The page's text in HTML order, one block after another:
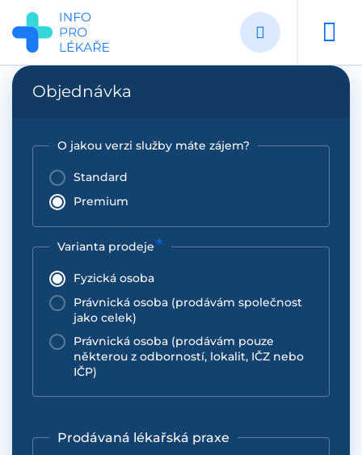
Přejít
hlavnímu
obsahu
Objednávka
O jakou verzi služby máte zájem?
Standard
Premium
Varianta prodeje
Fyzická osoba
Právnická osoba (prodávám společnost
jako celek)
Právnická osoba (prodávám pouze
některou z odborností, lokalit, IČZ nebo
IČP)
Prodávaná lékařská praxe